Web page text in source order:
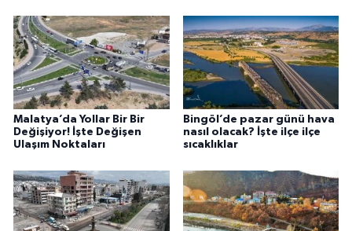
Malatya’da Yollar Bir Bir
Değişiyor! İşte Değişen
Ulaşım Noktaları
Bingöl’de pazar günü hava
nasıl olacak? İşte ilçe ilçe
sıcaklıklar